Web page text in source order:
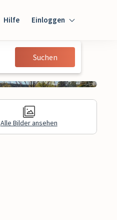
Hilfe Einloggen
Einloggen
Gast
Suchen
Alle Bilder ansehen